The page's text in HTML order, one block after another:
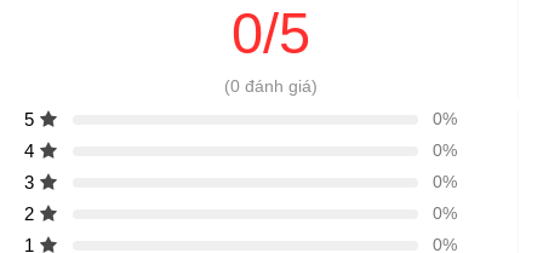
0/5
(0 đánh giá)
5 0%
4 0%
3 0%
2 0%
1 0%